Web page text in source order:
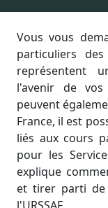
Vous vous
particuliers
représentent
l'avenir de vos
peuvent
France, il est
liés aux cours
pour les
explique
et tirer parti de